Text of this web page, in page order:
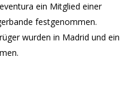
ein Mitglied einer
festgenommen.
wurden in Madrid und ein